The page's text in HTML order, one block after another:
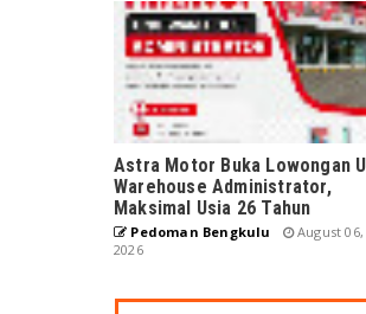
Astra Motor Buka Lowongan
Warehouse Administrator,
Maksimal Usia 26 Tahun
Pedoman Bengkulu
August 06,
2026